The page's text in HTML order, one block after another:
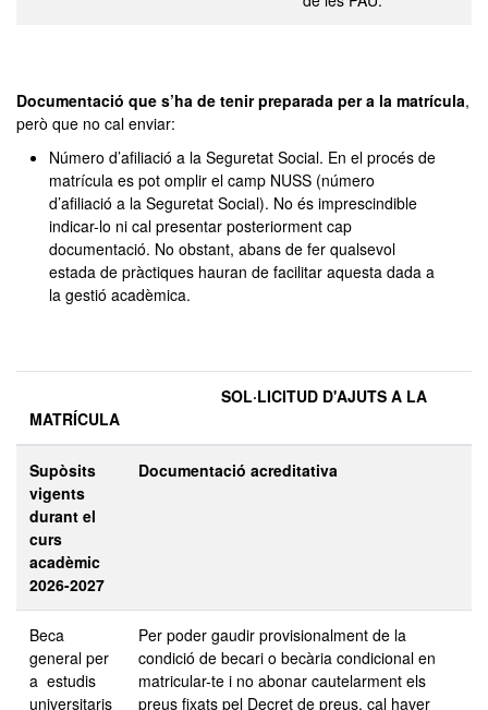
Documentació que s’ha de tenir preparada per a la matrícula,
però que no cal enviar:
Número d’afiliació a la Seguretat Social. En el procés de
matrícula es pot omplir el camp NUSS (número
d’afiliació a la Seguretat Social). No és imprescindible
indicar-lo ni cal presentar posteriorment cap
documentació. No obstant, abans de fer qualsevol
estada de pràctiques hauran de facilitar aquesta dada a
la gestió acadèmica.
SOL·LICITUD D'AJUTS A LA
MATRÍCULA
Supòsits
vigents
durant el
curs
acadèmic
2026-2027
Documentació acreditativa
Beca
general per
a estudis
universitaris
Per poder gaudir provisionalment de la
condició de becari o becària condicional en
matricular-te i no abonar cautelarment els
preus fixats pel Decret de preus, cal haver